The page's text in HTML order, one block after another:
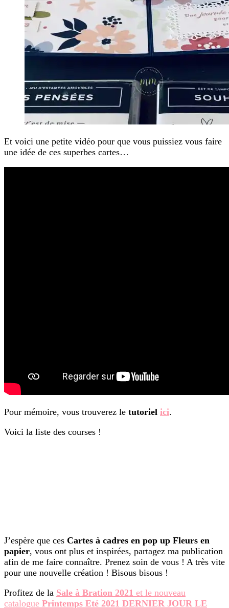
Et voici une petite vidéo pour que vous puissiez vous faire
une idée de ces superbes cartes…
Pour mémoire, vous trouverez le tutoriel ici.
Voici la liste des courses !
J’espère que ces Cartes à cadres en pop up Fleurs en
papier, vous ont plus et inspirées, partagez ma publication
afin de me faire connaître. Prenez soin de vous ! A très vite
pour une nouvelle création ! Bisous bisous !
Profitez de la Sale à Bration 2021 et le nouveau
catalogue Printemps Eté 2021 DERNIER JOUR LE